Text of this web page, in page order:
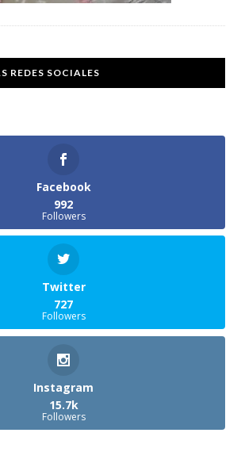
REDES SOCIALES
Facebook
992
Followers
Twitter
727
Followers
Instagram
15.7k
Followers